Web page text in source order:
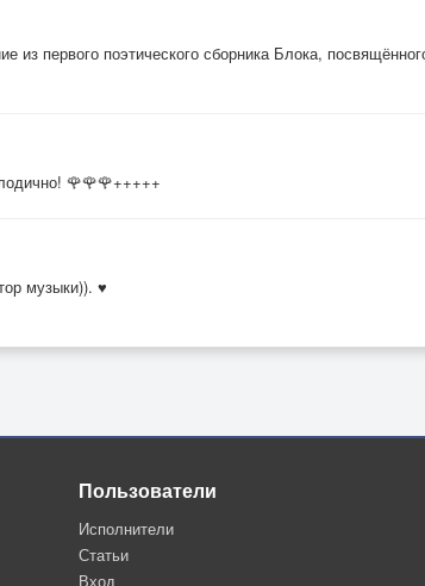
из первого поэтического сборника Блока,
🌹🌹🌹+++++
музыки)). ♥
Пользователи
Исполнители
Статьи
Вход